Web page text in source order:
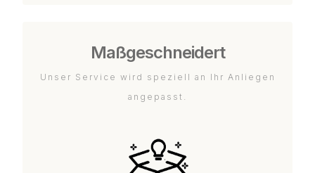
Maßgeschneidert
Unser Service wird speziell an Ihr Anliegen
angepasst.